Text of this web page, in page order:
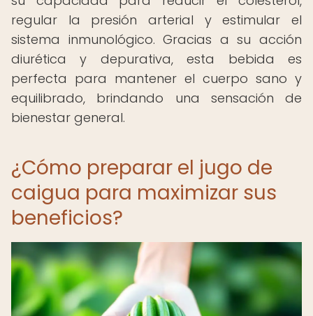
regular la presión arterial y estimular el
sistema inmunológico. Gracias a su acción
diurética y depurativa, esta bebida es
perfecta para mantener el cuerpo sano y
equilibrado, brindando una sensación de
bienestar general.
¿Cómo preparar el jugo de
caigua para maximizar sus
beneficios?